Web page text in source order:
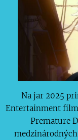
Na jar 2025
Entertainment film
Premature